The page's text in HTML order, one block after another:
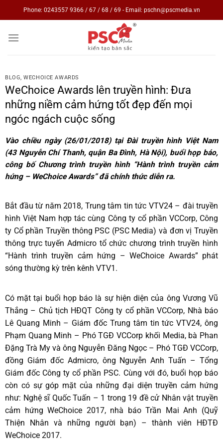
to
Phone: 0243557 9366 / 67 / 68 / 69 - Email: pschn@pscmedia.vn
BLOG,WECHOICE AWARDS
WeChoice Awards lên truyền hình: Đưa
những niềm cảm hứng tốt đẹp đến mọi
ngóc ngách cuộc sống
Vào chiều ngày (26/01/2018) tại Đài truyền hình Việt Nam
(43 Nguyễn Chí Thanh, quận Ba Đình, Hà Nội), buổi họp báo,
công bố Chương trình truyền hình “Hành trình truyền cảm
hứng – WeChoice Awards” đã chính thức diễn ra.
Bắt đầu từ năm 2018, Trung tâm tin tức VTV24 – đài truyền
hình Việt Nam hợp tác cùng Công ty cổ phần VCCorp, Công
ty Cổ phần Truyền thông PSC (PSC Media) và đơn vị Truyền
thông trực tuyến Admicro tổ chức chương trình truyền hình
“Hành trình truyền cảm hứng – WeChoice Awards” phát
sóng thường kỳ trên kênh VTV1.
Có mặt tại buổi họp báo là sự hiện diện của ông Vương Vũ
Thắng – Chủ tịch HĐQT Công ty cổ phần VCCorp, Nhà báo
Lê Quang Minh – Giám đốc Trung tâm tin tức VTV24, ông
Phạm Quang Minh – Phó TGĐ VCCorp khối Media, bà Phan
Đặng Trà My và ông Nguyễn Đăng Ngọc – Phó TGĐ VCCorp,
đồng Giám đốc Admicro, ông Nguyễn Anh Tuấn – Tổng
Giám đốc Công ty cổ phần PSC. Cùng với đó, buổi họp báo
còn có sự góp mặt của những đại diện truyền cảm hứng
như: Nghệ sĩ Quốc Tuấn – 1 trong 19 đề cử Nhân vật truyền
cảm hứng WeChoice 2017, nhà báo Trần Mai Anh (Quỹ
Thiện Nhân và những người bạn) – thành viên HĐTĐ
WeChoice 2017.